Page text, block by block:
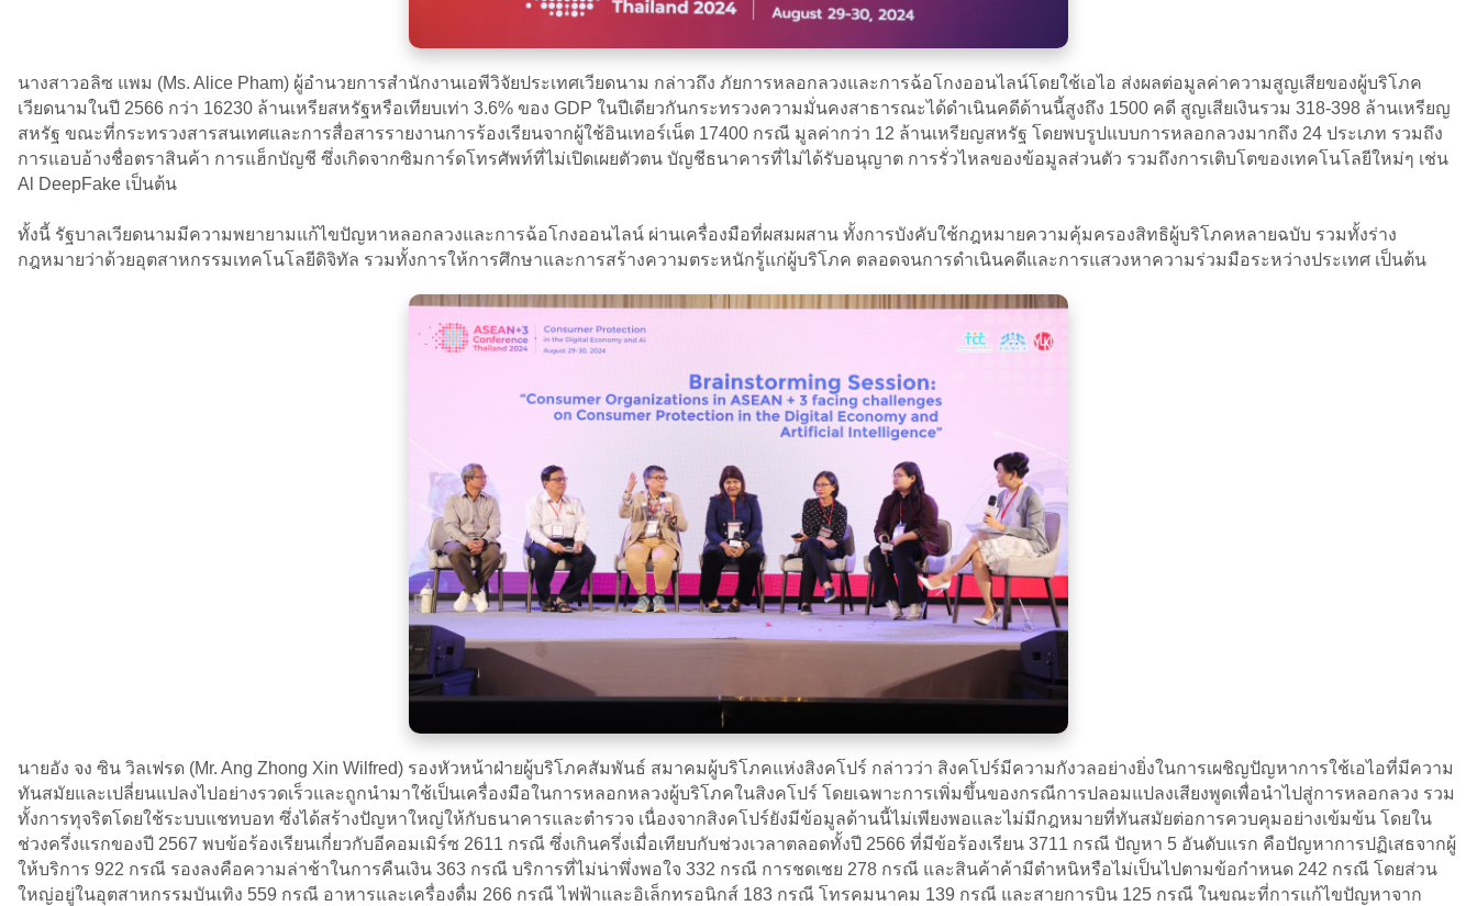
นางสาวอลิซ แพม (Ms. Alice Pham) ผู้อำนวยการสำนักงานเอพีวิจัยประเทศเวียดนาม กล่าวถึง ภัยการหลอกลวงและการฉ้อโกงออนไลน์โดยใช้เอไอ ส่งผลต่อมูลค่าความสูญเสียของผู้บริโภค
เวียดนามในปี 2566 กว่า 16230 ล้านเหรียสหรัฐหรือเทียบเท่า 3.6% ของ GDP ในปีเดียวกันกระทรวงความมั่นคงสาธารณะได้ดำเนินคดีด้านนี้สูงถึง 1500 คดี สูญเสียเงินรวม 318-398 ล้านเหรียญ
สหรัฐ ขณะที่กระทรวงสารสนเทศและการสื่อสารรายงานการร้องเรียนจากผู้ใช้อินเทอร์เน็ต 17400 กรณี มูลค่ากว่า 12 ล้านเหรียญสหรัฐ โดยพบรูปแบบการหลอกลวงมากถึง 24 ประเภท รวมถึง
การแอบอ้างชื่อตราสินค้า การแฮ็กบัญชี ซึ่งเกิดจากซิมการ์ดโทรศัพท์ที่ไม่เปิดเผยตัวตน บัญชีธนาคารที่ไม่ได้รับอนุญาต การรั่วไหลของข้อมูลส่วนตัว รวมถึงการเติบโตของเทคโนโลยีใหม่ๆ เช่น
Al DeepFake เป็นต้น
ทั้งนี้ รัฐบาลเวียดนามมีความพยายามแก้ไขปัญหาหลอกลวงและการฉ้อโกงออนไลน์ ผ่านเครื่องมือที่ผสมผสาน ทั้งการบังคับใช้กฎหมายความคุ้มครองสิทธิผู้บริโภคหลายฉบับ รวมทั้งร่าง
กฎหมายว่าด้วยอุตสาหกรรมเทคโนโลยีดิจิทัล รวมทั้งการให้การศึกษาและการสร้างความตระหนักรู้แก่ผู้บริโภค ตลอดจนการดำเนินคดีและการแสวงหาความร่วมมือระหว่างประเทศ เป็นต้น
นายอัง จง ซิน วิลเฟรด (Mr. Ang Zhong Xin Wilfred) รองหัวหน้าฝ่ายผู้บริโภคสัมพันธ์ สมาคมผู้บริโภคแห่งสิงคโปร์ กล่าวว่า สิงคโปร์มีความกังวลอย่างยิ่งในการเผชิญปัญหาการใช้เอไอที่มีความ
ทันสมัยและเปลี่ยนแปลงไปอย่างรวดเร็วและถูกนำมาใช้เป็นเครื่องมือในการหลอกหลวงผู้บริโภคในสิงคโปร์ โดยเฉพาะการเพิ่มขึ้นของกรณีการปลอมแปลงเสียงพูดเพื่อนำไปสู่การหลอกลวง รวม
ทั้งการทุจริตโดยใช้ระบบแชทบอท ซึ่งได้สร้างปัญหาใหญ่ให้กับธนาคารและตำรวจ เนื่องจากสิงคโปร์ยังมีข้อมูลด้านนี้ไม่เพียงพอและไม่มีกฎหมายที่ทันสมัยต่อการควบคุมอย่างเข้มข้น โดยใน
ช่วงครึ่งแรกของปี 2567 พบข้อร้องเรียนเกี่ยวกับอีคอมเมิร์ซ 2611 กรณี ซึ่งเกินครึ่งเมื่อเทียบกับช่วงเวลาตลอดทั้งปี 2566 ที่มีข้อร้องเรียน 3711 กรณี ปัญหา 5 อันดับแรก คือปัญหาการปฏิเสธจากผู้
ให้บริการ 922 กรณี รองลงคือความล่าช้าในการคืนเงิน 363 กรณี บริการที่ไม่น่าพึ่งพอใจ 332 กรณี การชดเชย 278 กรณี และสินค้าค้ามีตำหนิหรือไม่เป็นไปตามข้อกำหนด 242 กรณี โดยส่วน
ใหญ่อยู่ในอุตสาหกรรมบันเทิง 559 กรณี อาหารและเครื่องดื่ม 266 กรณี ไฟฟ้าและอิเล็กทรอนิกส์ 183 กรณี โทรคมนาคม 139 กรณี และสายการบิน 125 กรณี ในขณะที่การแก้ไขปัญหาจาก